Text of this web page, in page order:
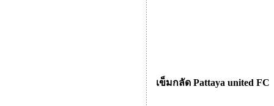
เข็มกลัด Pattaya united FC